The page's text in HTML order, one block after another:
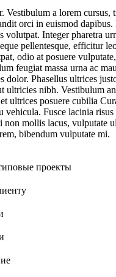
Vestibulum a lorem cursus,
orci in euismod dapibus.
volutpat. Integer pharetra
pellentesque, efficitur
odio at posuere
feugiat massa urna ac
dolor. Phasellus ultrices
ultricies nibh. Vestibulum
ultrices posuere cubilia
vehicula. Fusce lacinia
non mollis lacus, vulputate
bibendum vulputate mi.
проекты